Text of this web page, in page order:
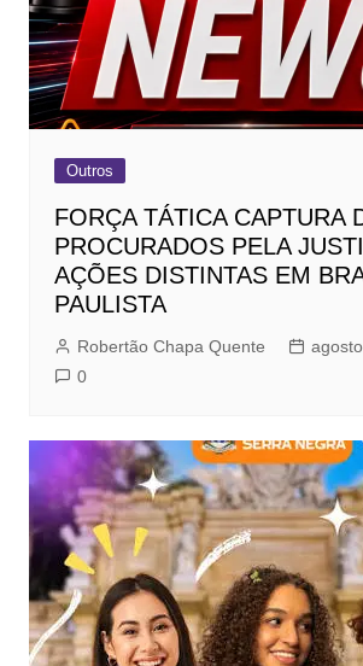
Outros
FORÇA TÁTICA CAPTURA
PROCURADOS PELA
AÇÕES DISTINTAS EM
PAULISTA
Robertão Chapa Quente
0